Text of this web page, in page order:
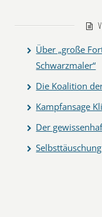
Über „große
Schwarzmaler“
Die Koalition
Kampfansage
Der